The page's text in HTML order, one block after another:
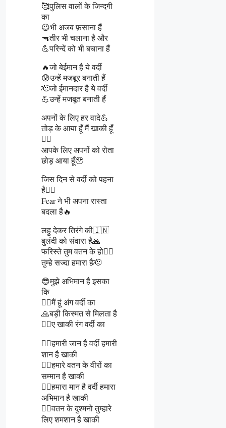
🥰पुलिस वालों के जिन्दगी
का
😉भी अजब फ़साना हैं
🔫तीर भी चलाना है और
💪परिन्दें को भी बचाना हैं
🔥जो बेईमान है ये वर्दी
😰उन्हें मजबूर बनाती हैं
🫡जो ईमानदार है ये वर्दी
💪उन्हें मजबूत बनाती हैं
अपनों के लिए हर वादे💪
तोड़ के आया हूँ मैं खाकी हूँ
👮‍♂️
आपके लिए अपनों को रोता
छोड़ आया हूँ🥹
जिस दिन से वर्दी को पहना
है👮‍♂️
Fear ने भी अपना रास्ता
बदला है🔥
लहु देकर तिरंगे की🇮🇳
बुलंदी को संवारा है🙏
फरिस्ते तुम वतन के हो👮‍♂️
तुम्हे सज्दा हमारा है🫡
😎मुझे अभिमान है इसका
कि
👮‍♂️मैं हूं अंग वर्दी का
🙏बड़ी किस्मत से मिलता है
👮‍♂️ए खाकी रंग वर्दी का
👮‍♂️हमारी जान है वर्दी हमारी
शान है खाकी
👮‍♂️हमारे वतन के वीरों का
सम्मान है खाकी
👮‍♂️हमारा मान है वर्दी हमारा
अभिमान है खाकी
👮‍♂️वतन के दुश्मनो तुम्हारे
लिए शमशान है खाकी